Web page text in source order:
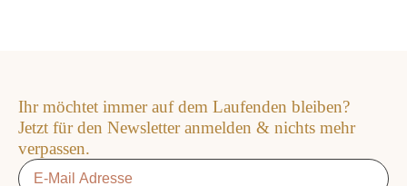
Produktseite
gewählt
werden
Produktseite
gewählt
Ihr möchtet immer auf dem Laufenden bleiben?
Jetzt für den Newsletter anmelden & nichts mehr
verpassen.
Email